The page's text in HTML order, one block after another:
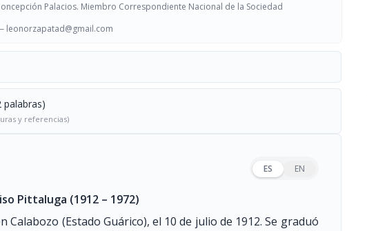
Palacios. Miembro Correspondiente Nacional de la Sociedad
leonorzapatad@gmail.com
palabras)
y referencias)
ES EN
Pittaluga (1912 – 1972)
Calabozo (Estado Guárico), el 10 de julio de 1912. Se graduó